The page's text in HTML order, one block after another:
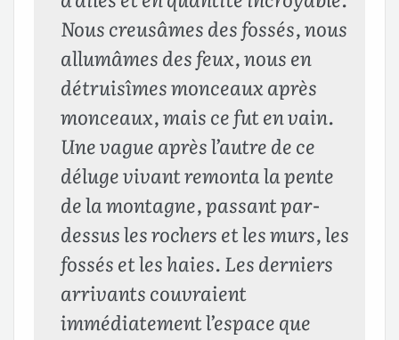
Nous creusâmes des fossés, nous
allumâmes des feux, nous en
détruisîmes monceaux après
monceaux, mais ce fut en vain.
Une vague après l’autre de ce
déluge vivant remonta la pente
de la montagne, passant par-
dessus les rochers et les murs, les
fossés et les haies. Les derniers
arrivants couvraient
immédiatement l’espace que